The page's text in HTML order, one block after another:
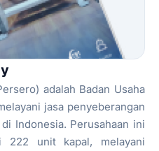
adalah Badan Usaha
jasa penyeberangan
Indonesia. Perusahaan ini
222 unit kapal, melayani